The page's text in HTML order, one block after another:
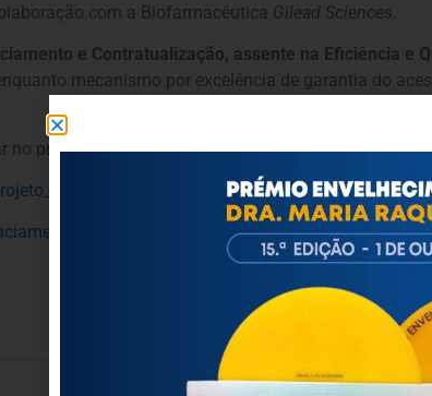
com a Biofarmacêutica Gilead Sciences
e Contratualização, assente na Eficiência e
mecanismo por excelência de garantia do
no próximodia 28 de Outubro, das 9h30 às 12h30,
e Contratualização” – Apresentação de